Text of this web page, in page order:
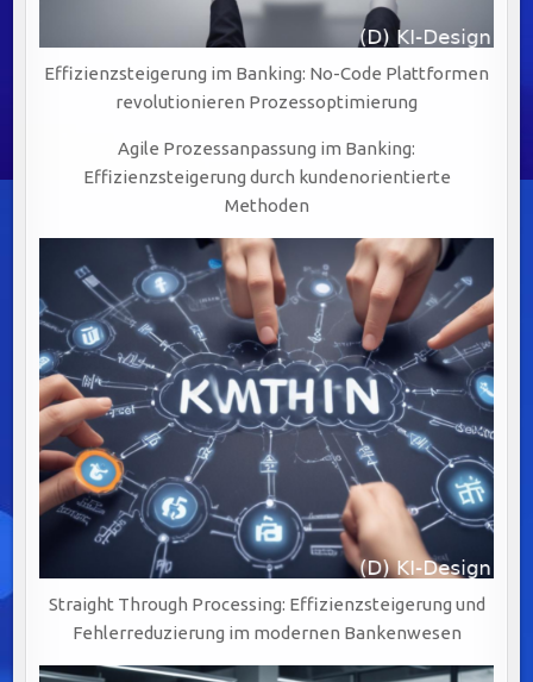
Effizienzsteigerung im Banking: No-Code Plattformen
revolutionieren Prozessoptimierung
Agile Prozessanpassung im Banking:
Effizienzsteigerung durch kundenorientierte
Methoden
Straight Through Processing: Effizienzsteigerung und
Fehlerreduzierung im modernen Bankenwesen